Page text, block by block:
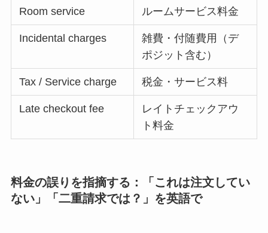
Room service ルームサービス料金
Incidental charges
雑費・付随費用（デ
ポジット含む）
Tax / Service charge 税金・サービス料
Late checkout fee
レイトチェックアウ
ト料金
料金の誤りを指摘する：「これは注文してい
ない」「二重請求では？」を英語で